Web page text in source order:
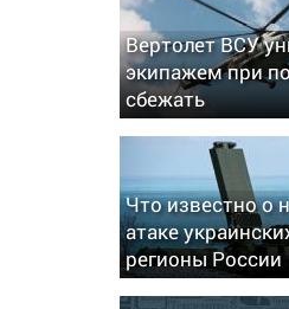
Вертолет ВСУ
экипажем при
сбежать
Что известно о
атаке
регионы России